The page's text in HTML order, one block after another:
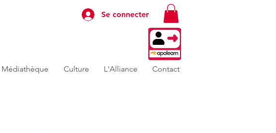
Se connecter
Médiathèque Culture L'Alliance Contact